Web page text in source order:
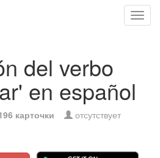
del verbo
en español
карточки отсутствует